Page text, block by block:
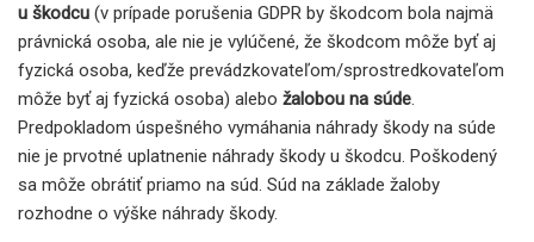
u škodcu (v prípade porušenia GDPR by škodcom bola najmä
právnická osoba, ale nie je vylúčené, že škodcom môže byť aj
fyzická osoba, keďže prevádzkovateľom/sprostredkovateľom
môže byť aj fyzická osoba) alebo žalobou na súde.
Predpokladom úspešného vymáhania náhrady škody na súde
nie je prvotné uplatnenie náhrady škody u škodcu. Poškodený
sa môže obrátiť priamo na súd. Súd na základe žaloby
rozhodne o výške náhrady škody.